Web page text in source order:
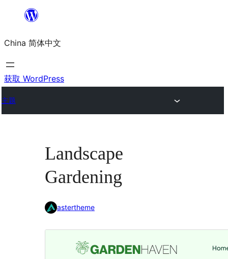
内
容
China 简体中文
获取 WordPress
主题
Landscape
Gardening
astertheme